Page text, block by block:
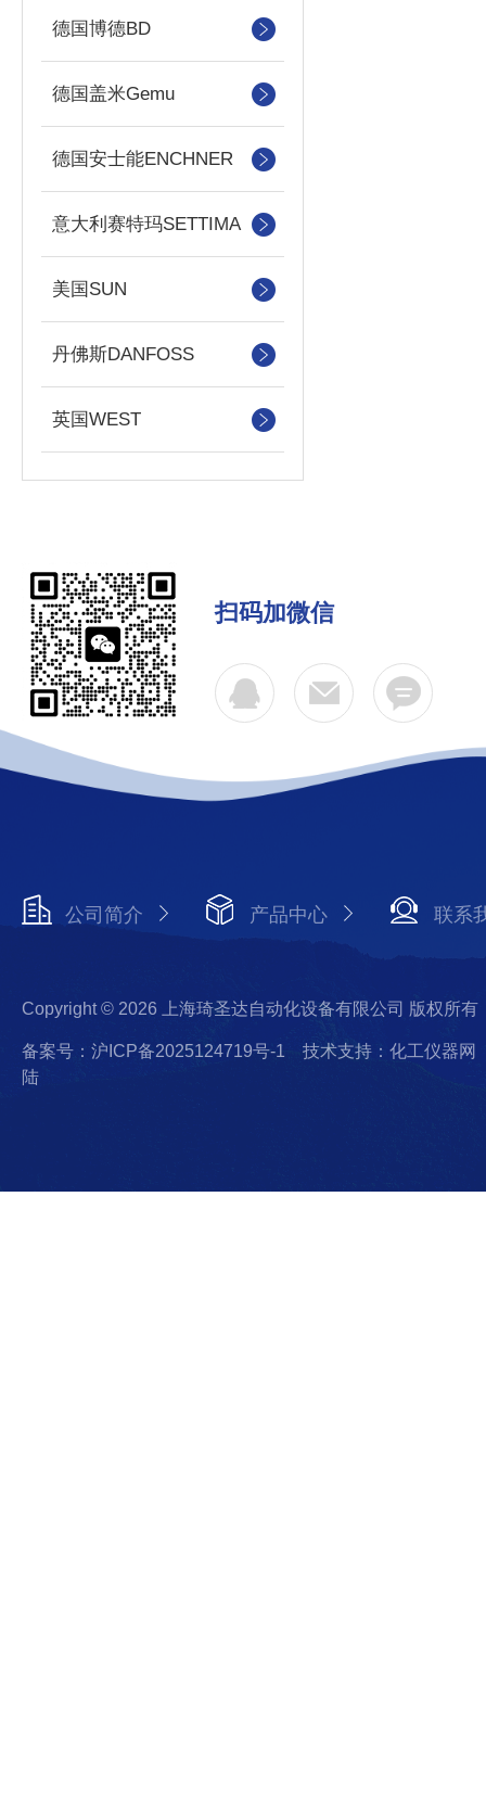
德国博德BD
德国盖米Gemu
德国安士能ENCHNER
意大利赛特玛SETTIMA
美国SUN
丹佛斯DANFOSS
英国WEST
扫码加微信
公司简介 产品中心 联系
Copyright © 2026 上海琦圣达自动化设备有限公司 版权所有
备案号：沪ICP备2025124719号-1
技术支持：化工仪器网
陆